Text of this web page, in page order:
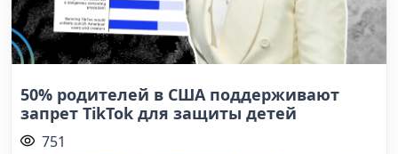
50% родителей в США поддерживают
запрет TikTok для защиты детей
751